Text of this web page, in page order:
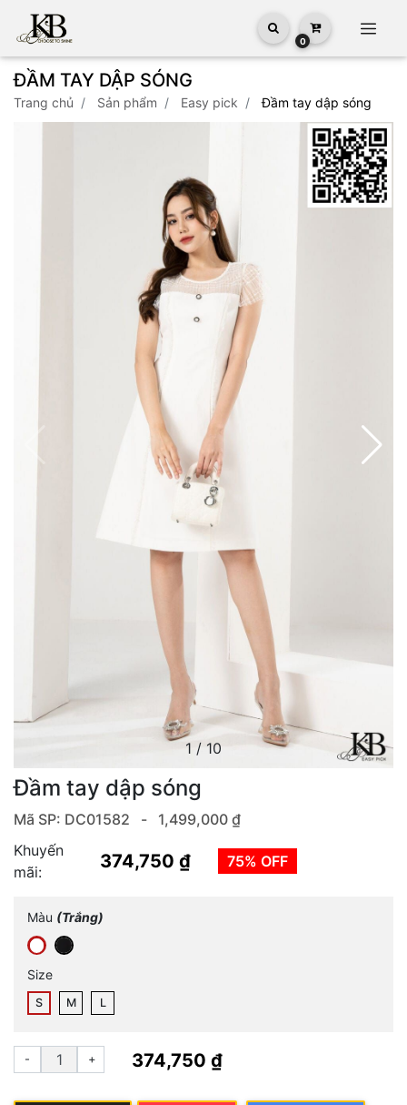
0
ĐẦM TAY DẬP SÓNG
trang chủ sản phẩm easy pick đầm tay dập sóng
1 / 10
Đầm tay dập sóng
Mã SP: DC01582 - 1,499,000 ₫
Khuyến
mãi:
374,750 ₫ 75% OFF
Màu (Trắng)
Size
S M L
- + 374,750 ₫